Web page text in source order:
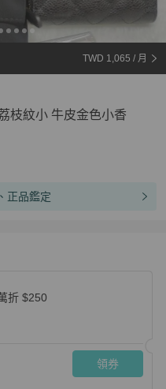
TWD 1,065 / 月
枝紋小 牛皮金色小香
正品鑑定
折 $250
領券